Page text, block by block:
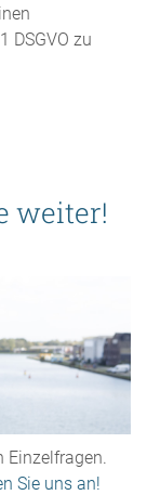
DSGVO zu
weiter!
Einzelfragen.
Sie uns an!